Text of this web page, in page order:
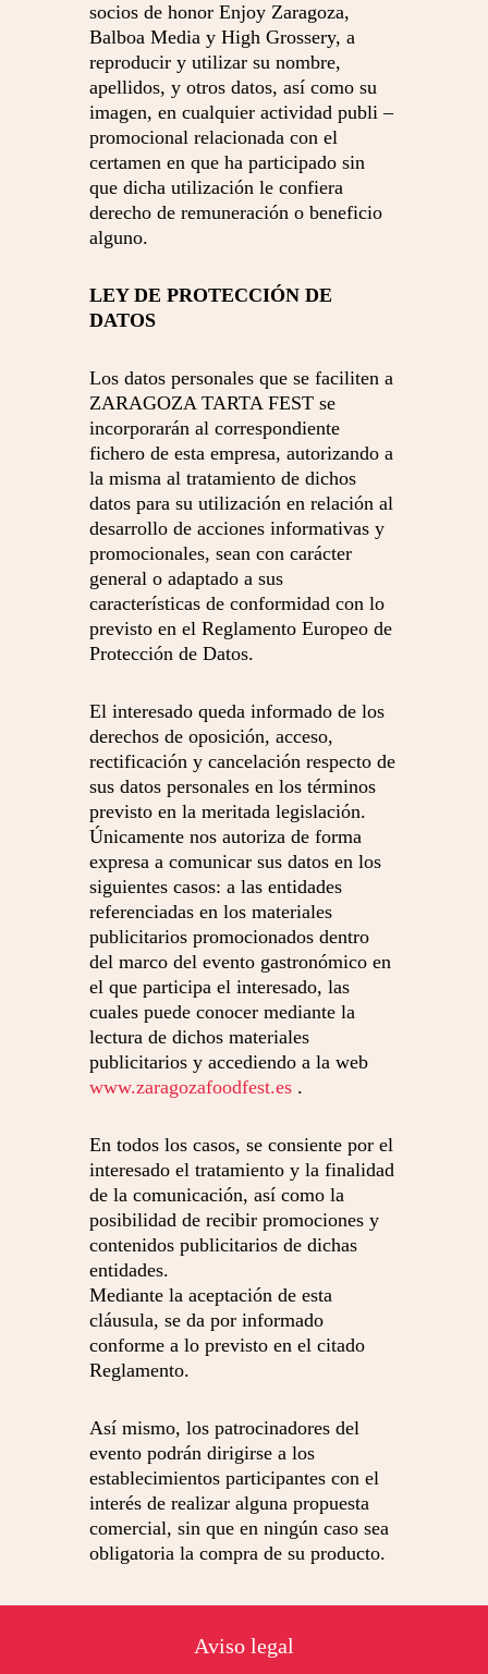
socios de honor Enjoy Zaragoza,
Balboa Media y High Grossery, a
reproducir y utilizar su nombre,
apellidos, y otros datos, así como su
imagen, en cualquier actividad publi –
promocional relacionada con el
certamen en que ha participado sin
que dicha utilización le confiera
derecho de remuneración o beneficio
alguno.
LEY DE PROTECCIÓN DE
DATOS
Los datos personales que se faciliten a
ZARAGOZA TARTA FEST se
incorporarán al correspondiente
fichero de esta empresa, autorizando a
la misma al tratamiento de dichos
datos para su utilización en relación al
desarrollo de acciones informativas y
promocionales, sean con carácter
general o adaptado a sus
características de conformidad con lo
previsto en el Reglamento Europeo de
Protección de Datos.
El interesado queda informado de los
derechos de oposición, acceso,
rectificación y cancelación respecto de
sus datos personales en los términos
previsto en la meritada legislación.
Únicamente nos autoriza de forma
expresa a comunicar sus datos en los
siguientes casos: a las entidades
referenciadas en los materiales
publicitarios promocionados dentro
del marco del evento gastronómico en
el que participa el interesado, las
cuales puede conocer mediante la
lectura de dichos materiales
publicitarios y accediendo a la web
www.zaragozafoodfest.es .
En todos los casos, se consiente por el
interesado el tratamiento y la finalidad
de la comunicación, así como la
posibilidad de recibir promociones y
contenidos publicitarios de dichas
entidades.
Mediante la aceptación de esta
cláusula, se da por informado
conforme a lo previsto en el citado
Reglamento.
Así mismo, los patrocinadores del
evento podrán dirigirse a los
establecimientos participantes con el
interés de realizar alguna propuesta
comercial, sin que en ningún caso sea
obligatoria la compra de su producto.
Aviso legal